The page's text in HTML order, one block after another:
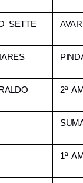
SETTE
2ª
1ª